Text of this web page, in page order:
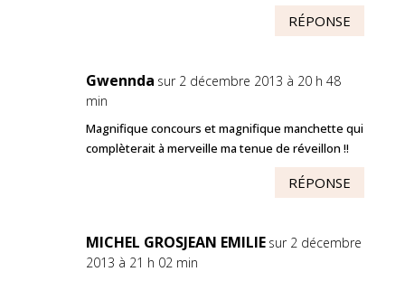
RÉPONSE
Gwennda sur 2 décembre 2013 à 20 h 48
min
Magnifique concours et magnifique manchette qui
complèterait à merveille ma tenue de réveillon !!
RÉPONSE
MICHEL GROSJEAN EMILIE sur 2 décembre
2013 à 21 h 02 min